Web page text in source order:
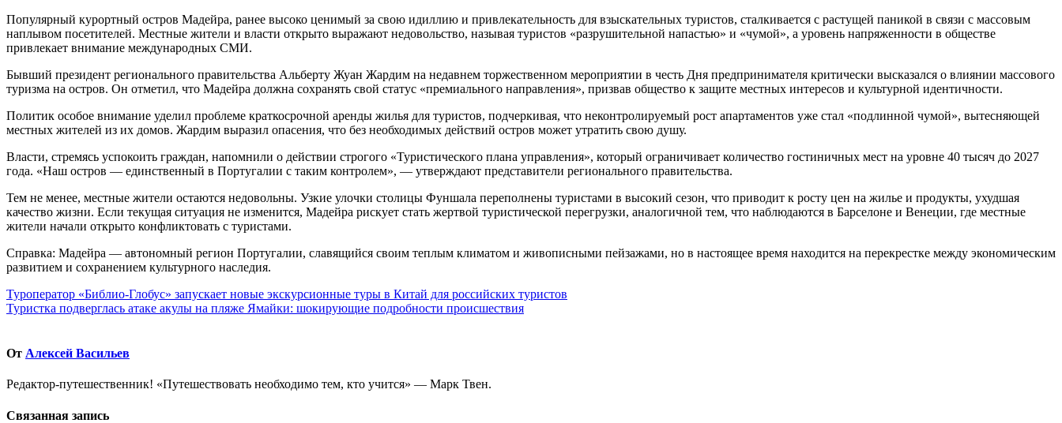
Популярный курортный остров Мадейра, ранее высоко ценимый за свою идиллию и привлекательность для взыскательных туристов, сталкивается с растущей паникой в связи с массовым
наплывом посетителей. Местные жители и власти открыто выражают недовольство, называя туристов «разрушительной напастью» и «чумой», а уровень напряженности в обществе
привлекает внимание международных СМИ.
Бывший президент регионального правительства Альберту Жуан Жардим на недавнем торжественном мероприятии в честь Дня предпринимателя критически высказался о влиянии массового
туризма на остров. Он отметил, что Мадейра должна сохранять свой статус «премиального направления», призвав общество к защите местных интересов и культурной идентичности.
Политик особое внимание уделил проблеме краткосрочной аренды жилья для туристов, подчеркивая, что неконтролируемый рост апартаментов уже стал «подлинной чумой», вытесняющей
местных жителей из их домов. Жардим выразил опасения, что без необходимых действий остров может утратить свою душу.
Власти, стремясь успокоить граждан, напомнили о действии строгого «Туристического плана управления», который ограничивает количество гостиничных мест на уровне 40 тысяч до 2027
года. «Наш остров — единственный в Португалии с таким контролем», — утверждают представители регионального правительства.
Тем не менее, местные жители остаются недовольны. Узкие улочки столицы Фуншала переполнены туристами в высокий сезон, что приводит к росту цен на жилье и продукты, ухудшая
качество жизни. Если текущая ситуация не изменится, Мадейра рискует стать жертвой туристической перегрузки, аналогичной тем, что наблюдаются в Барселоне и Венеции, где местные
жители начали открыто конфликтовать с туристами.
Справка: Мадейра — автономный регион Португалии, славящийся своим теплым климатом и живописными пейзажами, но в настоящее время находится на перекрестке между экономическим
развитием и сохранением культурного наследия.
Навигация
по
Туроператор «Библио-Глобус» запускает новые экскурсионные туры в Китай для российских туристов
Туристка подверглась атаке акулы на пляже Ямайки: шокирующие подробности происшествия
От Алексей Васильев
Редактор-путешественник! «Путешествовать необходимо тем, кто учится» — Марк Твен.
Связанная запись